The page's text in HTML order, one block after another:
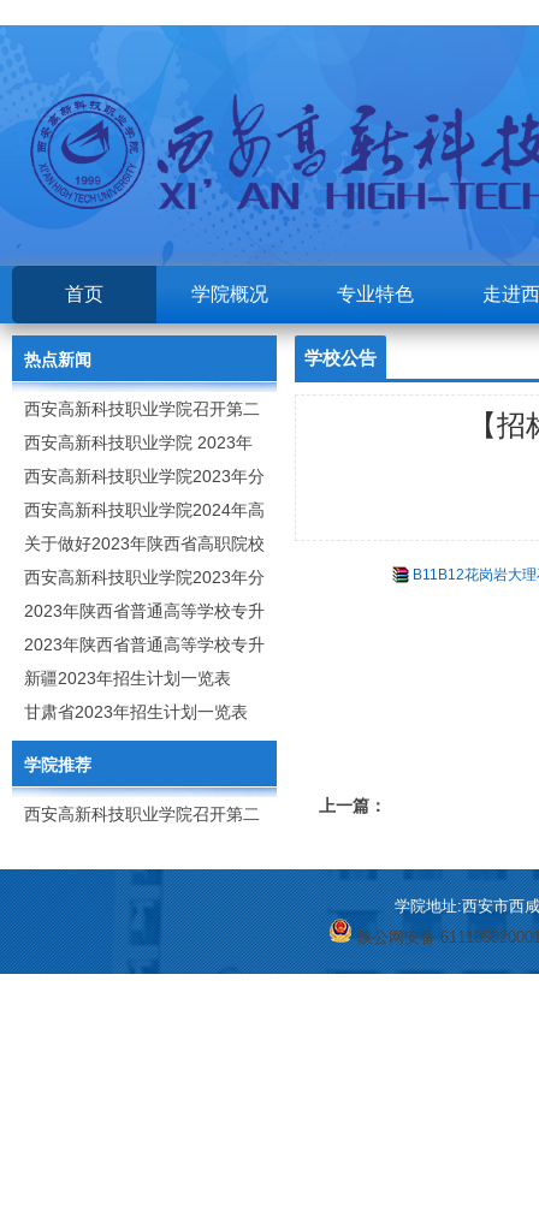
首页 学院概况 专业特色 走进
热点新闻
西安高新科技职业学院召开第二
次党代会
西安高新科技职业学院 2023年
高职分类考试招生章程
西安高新科技职业学院2023年分
类招生专业及计划
西安高新科技职业学院2024年高
职分类招生章程
关于做好2023年陕西省高职院校
分类考试工作的通知
西安高新科技职业学院2023年分
类考试招生简章
2023年陕西省普通高等学校专升
本招生专业目录
2023年陕西省普通高等学校专升
本招生专业课考核科目
新疆2023年招生计划一览表
甘肃省2023年招生计划一览表
学院推荐
西安高新科技职业学院召开第二
学校公告
【
B11B12花岗岩大
上一篇：
学院地址:西安市西
陕公网安备